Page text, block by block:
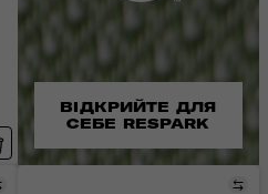
Порівняти
ВІДКРИЙТЕ ДЛЯ
СЕБЕ RESPARK